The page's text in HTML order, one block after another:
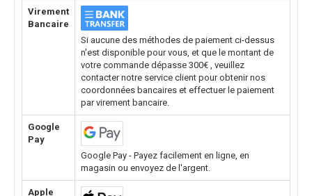
Virement
Bancaire
Si aucune des méthodes de paiement ci-dessus
n'est disponible pour vous, et que le montant de
votre commande dépasse 300€ , veuillez
contacter notre service client pour obtenir nos
coordonnées bancaires et effectuer le paiement
par virement bancaire.
Google
Pay
Google Pay - Payez facilement en ligne, en
magasin ou envoyez de l'argent.
Apple